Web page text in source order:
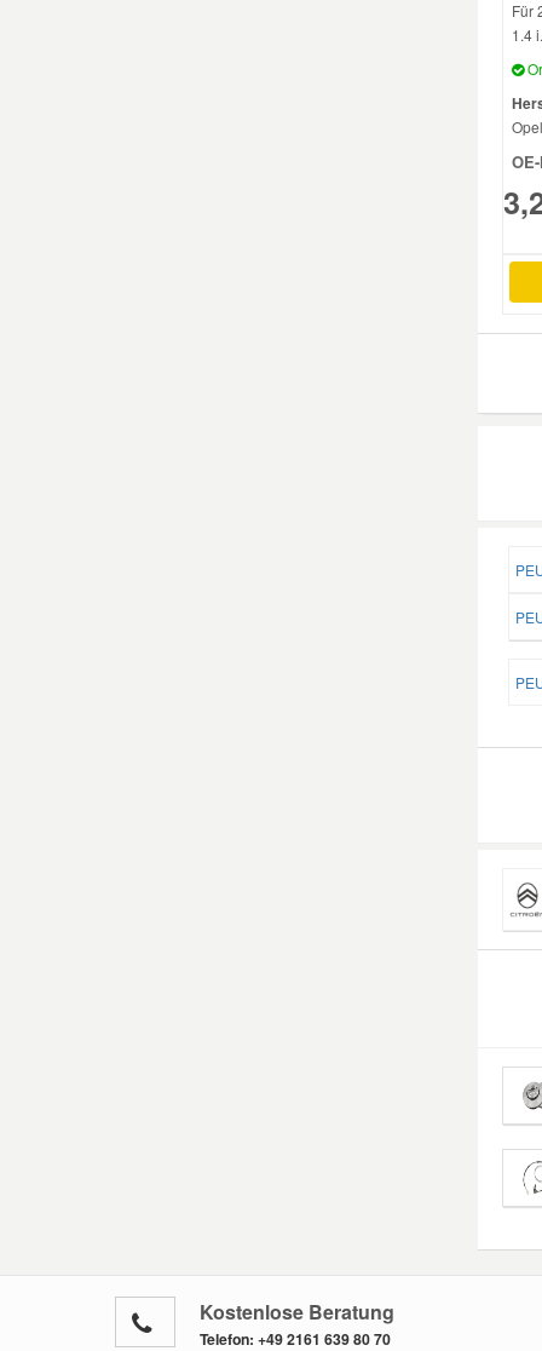
Für
1.4
Opel
Kostenlose Beratung
Telefon: +49 2161 639 80 70